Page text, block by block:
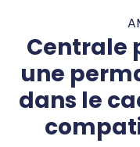
Centrale
une
dans le